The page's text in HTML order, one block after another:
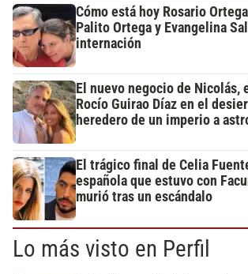
Cómo está hoy Rosario
Palito Ortega y Evangelina
internación
El nuevo negocio de Nicolás,
Rocío Guirao Díaz en el
heredero de un imperio a
El trágico final de Celia
española que estuvo con
murió tras un escándalo
Lo más visto en Perfil